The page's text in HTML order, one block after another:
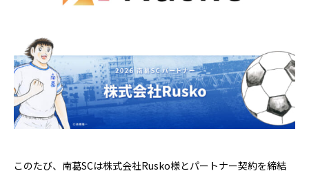
このたび、南葛SCは株式会社Rusko様とパートナー契約を締結